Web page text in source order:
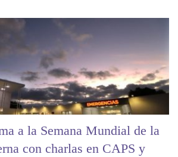
a la Semana Mundial de la
con charlas en CAPS y